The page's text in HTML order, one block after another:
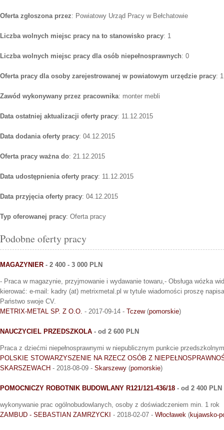
Oferta zgłoszona przez: Powiatowy Urząd Pracy w Bełchatowie
Liczba wolnych miejsc pracy na to stanowisko pracy: 1
Liczba wolnych miejsc pracy dla osób niepełnosprawnych: 0
Oferta pracy dla osoby zarejestrowanej w powiatowym urzędzie pracy: 1
Zawód wykonywany przez pracownika: monter mebli
Data ostatniej aktualizacji oferty pracy: 11.12.2015
Data dodania oferty pracy: 04.12.2015
Oferta pracy ważna do: 21.12.2015
Data udostępnienia oferty pracy: 11.12.2015
Data przyjęcia oferty pracy: 04.12.2015
Typ oferowanej pracy: Oferta pracy
Podobne oferty pracy
MAGAZYNIER - 2 400 - 3 000 PLN
- Praca w magazynie, przyjmowanie i wydawanie towaru,- Obsługa wózka
kierować: e-mail: kadry (at) metrixmetal.pl w tytule wiadomości proszę
Państwo swoje CV.
METRIX-METAL SP. Z O.O. - 2017-09-14 - Tczew(pomorskie)
NAUCZYCIEL PRZEDSZKOLA - od 2 600 PLN
Praca z dziećmi niepełnosprawnymi w niepublicznym punkcie przedszkolnym
POLSKIE STOWARZYSZENIE NA RZECZ OSÓB Z
SKARSZEWACH - 2018-08-09 - Skarszewy (pomorskie)
POMOCNICZY ROBOTNIK BUDOWLANY R121/121-436/18 - od 2 400 PLN
wykonywanie prac ogólnobudowlanych, osoby z doświadczeniem min. 1 rok
ZAMBUD - SEBASTIAN ZAMRZYCKI - 2018-02-07 - Włocławek (kujawsko-